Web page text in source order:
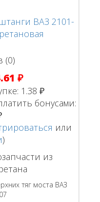
(0)
₽
1.38 ₽
бонусами:
или
)
из
тяг моста ВАЗ